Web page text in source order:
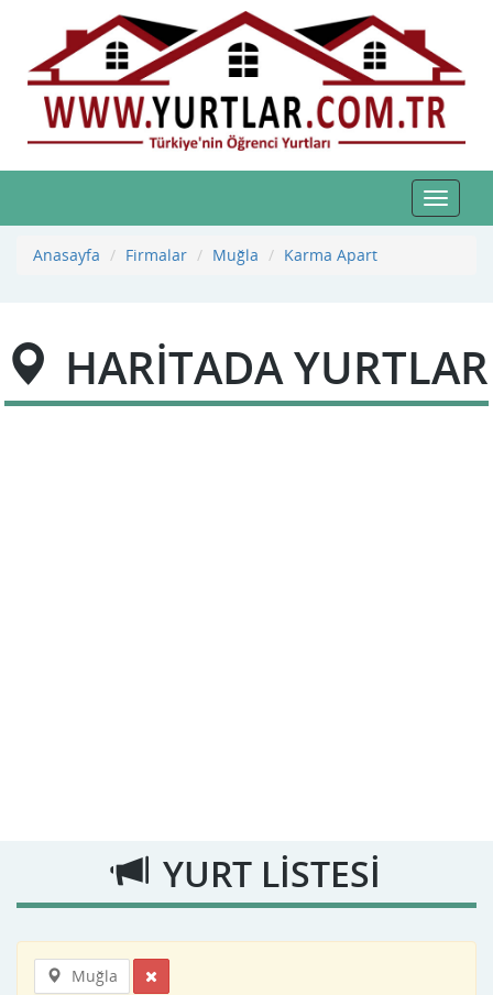
Toggle
Anasayfa
Firmalar Muğla Karma Apart
HARİTADA YURTLAR
YURT LİSTESİ
Muğla